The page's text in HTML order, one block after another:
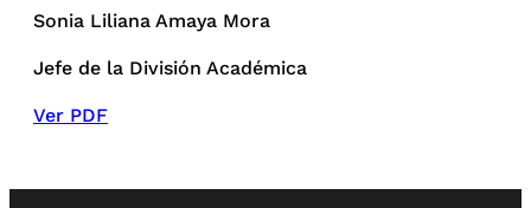
Sonia Liliana Amaya Mora
Jefe de la División Académica
Ver PDF